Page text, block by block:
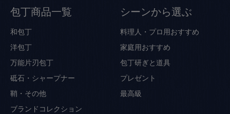
包丁商品一覧
和包丁
洋包丁
万能片刃包丁
砥石・シャープナー
鞘・その他
ブランドコレクション
シーンから選ぶ
料理人・プロ用おすすめ
家庭用おすすめ
包丁研ぎと道具
プレゼント
最高級